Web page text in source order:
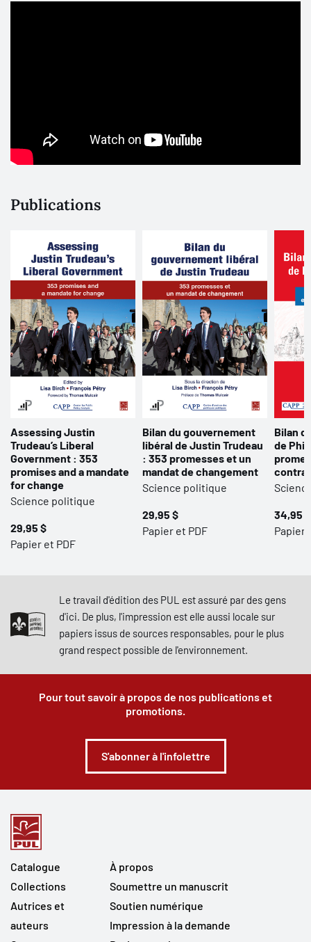
Publications
Assessing Justin
Trudeau’s Liberal
Government : 353
promises and a mandate
for change
Science politique
29,95 $
Papier et PDF
Bilan du gouvernement
libéral de Justin Trudeau
: 353 promesses et un
mandat de changement
Science politique
29,95 $
Papier et PDF
Bilan
de
34,95 $
Papier
Le travail d'édition des PUL est assuré par des gens
d'ici. De plus, l'impression est elle aussi locale sur
papiers issus de sources responsables, pour le plus
grand respect possible de l'environnement.
Pour tout savoir à propos de nos publications et
promotions.
S'abonner à l'infolettre
Catalogue
Collections
Autrices et
auteurs
À propos
Soumettre un manuscrit
Soutien numérique
Impression à la demande